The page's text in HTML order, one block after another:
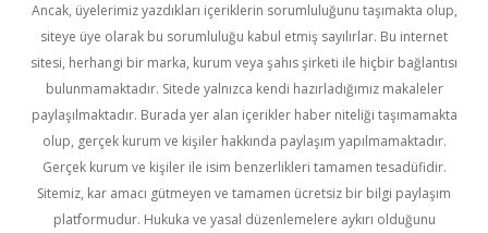
Ancak, üyelerimiz yazdıkları içeriklerin sorumluluğunu taşımakta olup,
siteye üye olarak bu sorumluluğu kabul etmiş sayılırlar. Bu internet
sitesi, herhangi bir marka, kurum veya şahıs şirketi ile hiçbir bağlantısı
bulunmamaktadır. Sitede yalnızca kendi hazırladığımız makaleler
paylaşılmaktadır. Burada yer alan içerikler haber niteliği taşımamakta
olup, gerçek kurum ve kişiler hakkında paylaşım yapılmamaktadır.
Gerçek kurum ve kişiler ile isim benzerlikleri tamamen tesadüfidir.
Sitemiz, kar amacı gütmeyen ve tamamen ücretsiz bir bilgi paylaşım
platformudur. Hukuka ve yasal düzenlemelere aykırı olduğunu